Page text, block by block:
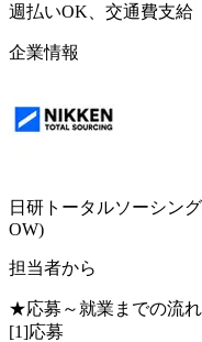
週払いOK、交通費支給
企業情報
日研トータルソーシン
OW)
担当者から
★応募～就業までの流れ
[1]応募